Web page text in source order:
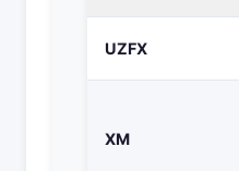
UZFX
XM